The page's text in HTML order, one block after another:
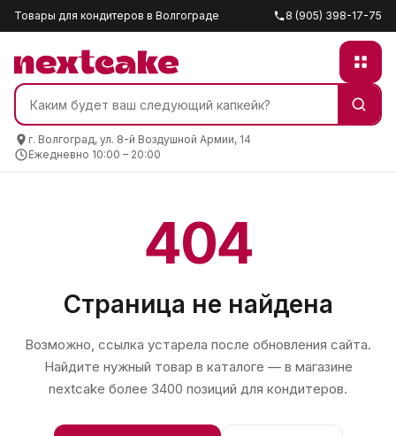
Товары для кондитеров в Волгограде 8 (905) 398-17-75
г. Волгоград, ул. 8-й Воздушной Армии, 14
Ежедневно 10:00 – 20:00
404
Страница не найдена
Возможно, ссылка устарела после обновления сайта.
Найдите нужный товар в каталоге — в магазине
nextcake более 3400 позиций для кондитеров.